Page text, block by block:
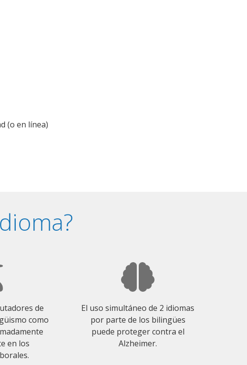
(o en línea)
de
como
en los
El uso simultáneo de 2 idiomas
por parte de los bilingües
puede proteger contra el
Alzheimer.